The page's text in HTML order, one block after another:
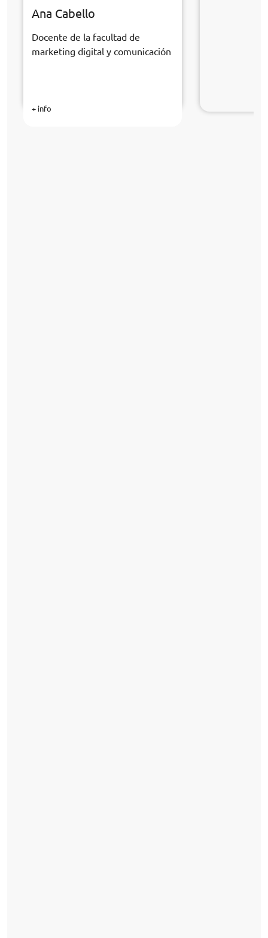
Ana Cabello
Docente de la facultad de
marketing digital y comunicación
+ info